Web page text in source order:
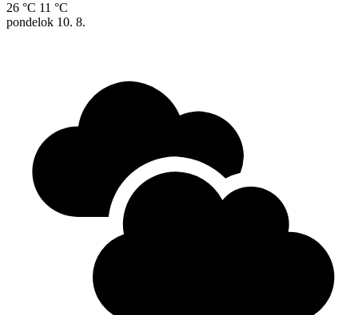
26 °C 11 °C
pondelok 10. 8.